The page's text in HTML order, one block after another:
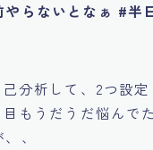
やらないとなぁ #半
分析して、2つ設
もうだうだ悩んで
、